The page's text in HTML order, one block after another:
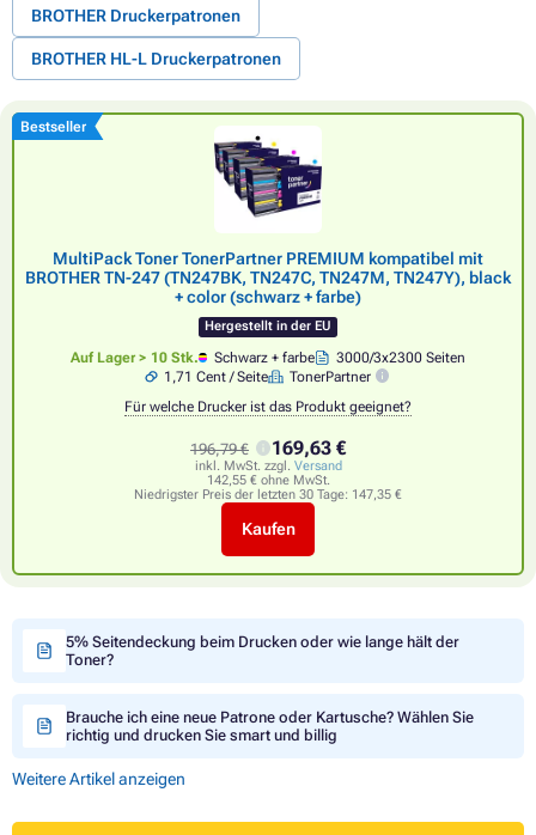
BROTHER Druckerpatronen
BROTHER HL-L Druckerpatronen
Bestseller
MultiPack Toner TonerPartner PREMIUM kompatibel mit
BROTHER TN-247 (TN247BK, TN247C, TN247M, TN247Y), black
+ color (schwarz + farbe)
Hergestellt in der EU
Auf Lager > 10 Stk. Schwarz + farbe
3000/3x2300 Seiten
1,71 Cent / Seite
TonerPartner
Für welche Drucker ist das Produkt geeignet?
196,79 € 169,63 €
inkl. MwSt. zzgl. Versand
142,55 € ohne MwSt.
Niedrigster Preis der letzten 30 Tage: 147,35 €
Kaufen
5% Seitendeckung beim Drucken oder wie lange hält der
Toner?
Brauche ich eine neue Patrone oder Kartusche? Wählen Sie
richtig und drucken Sie smart und billig
Weitere Artikel anzeigen